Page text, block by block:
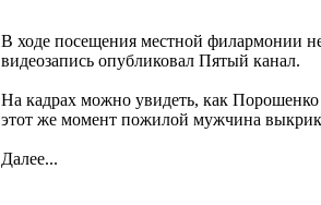
В ходе посещения местной филармонии
видеозапись опубликовал Пятый канал.
На кадрах можно увидеть, как
этот же момент пожилой мужчина
Далее...